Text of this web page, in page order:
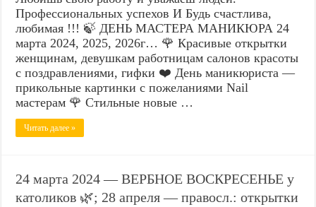
Профессиональных успехов И Будь счастлива,
любимая !!! 🍃 ДЕНЬ МАСТЕРА МАНИКЮРА 24
марта 2024, 2025, 2026г… 🌹 Красивые открытки
женщинам, девушкам работницам салонов красоты
с поздравлениями, гифки ❤️ День маникюриста —
прикольные картинки с пожеланиями Nail
мастерам 🌹 Стильные новые …
Читать далее »
24 марта 2024 — ВЕРБНОЕ ВОСКРЕСЕНЬЕ у
католиков 🌿; 28 апреля — правосл.: открытки